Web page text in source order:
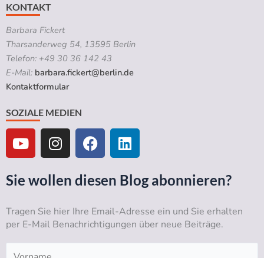
KONTAKT
Barbara Fickert
Tharsanderweg 54, 13595 Berlin
Telefon: +49 30 36 142 43
E-Mail: barbara.fickert@berlin.de
Kontaktformular
SOZIALE MEDIEN
Y
o
u
t
u
e
I
n
s
t
a
g
r
a
m
F
a
c
e
b
o
o
k
L
i
n
k
e
d
i
n
Sie wollen diesen Blog abonnieren?
Tragen Sie hier Ihre Email-Adresse ein und Sie erhalten
per E-Mail Benachrichtigungen über neue Beiträge.